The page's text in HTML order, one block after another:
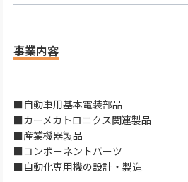
事業内容
■自動車用基本電装部品
■カーメカトロニクス関連製品
■産業機器製品
■コンポーネントパーツ
■自動化専用機の設計・製造